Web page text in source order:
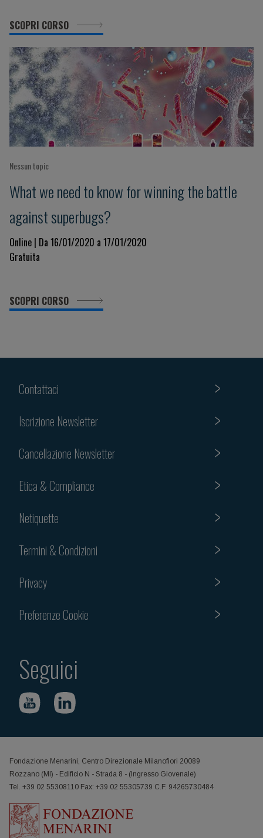
SCOPRI CORSO
Nessun topic
What we need to know for winning the battle
against superbugs?
Online | Da 16/01/2020 a 17/01/2020
Gratuita
SCOPRI CORSO
Contattaci
Iscrizione Newsletter
Cancellazione Newsletter
Etica & Compliance
Netiquette
Termini & Condizioni
Privacy
Preferenze Cookie
Seguici
Fondazione Menarini, Centro Direzionale Milanofiori 20089
Rozzano (MI) - Edificio N - Strada 8 - (Ingresso Giovenale)
Tel. +39 02 55308110 Fax: +39 02 55305739 C.F. 94265730484